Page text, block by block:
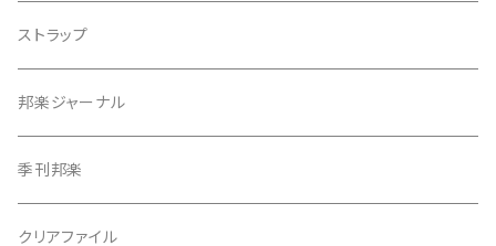
指すり
つぼシール
撥皮・撥皮のり
胴板
ストラップ
邦楽ジャーナル
季刊邦楽
クリアファイル